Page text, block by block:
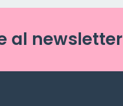
al newsletter